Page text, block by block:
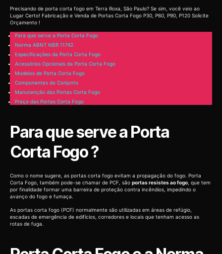
Precisando de porta corta fogo em Terra Roxa, São Paulo? Se sim, você veio ao
Lugar Certo! Fabricação e Venda de Portas Corta Fogo P30, P60, P90, P120 Solicite
Orçamento !
Para que serve a Porta Corta Fogo
Norma ABNT NBR 11742
Especificações da Porta Corta Fogo
Acessórios Opcionais da Porta Corta Fogo
Modelos de Porta Corta Fogo
Componentes do Conjunto
Manutenção das Portas Corta Fogo
Preço das Portas Corta Fogo
Para que serve a Porta
Corta Fogo ?
Como o nome sugere, as portas corta fogo evitam a propagação do fogo. Porta
Corta Fogo, também pode-se chamar de PCF, são portas resistes ao fogo , que tem
por finalidade formar uma barreira de proteção contra incêndios, impedindo o
avanço do fogo e fumaça.
As portas corta fogo (PCF) normalmente são utilizadas em áreas de refúgio,
escadas de emergência de edifícios, corredores e locais que tenham acesso as
rotas de fuga.